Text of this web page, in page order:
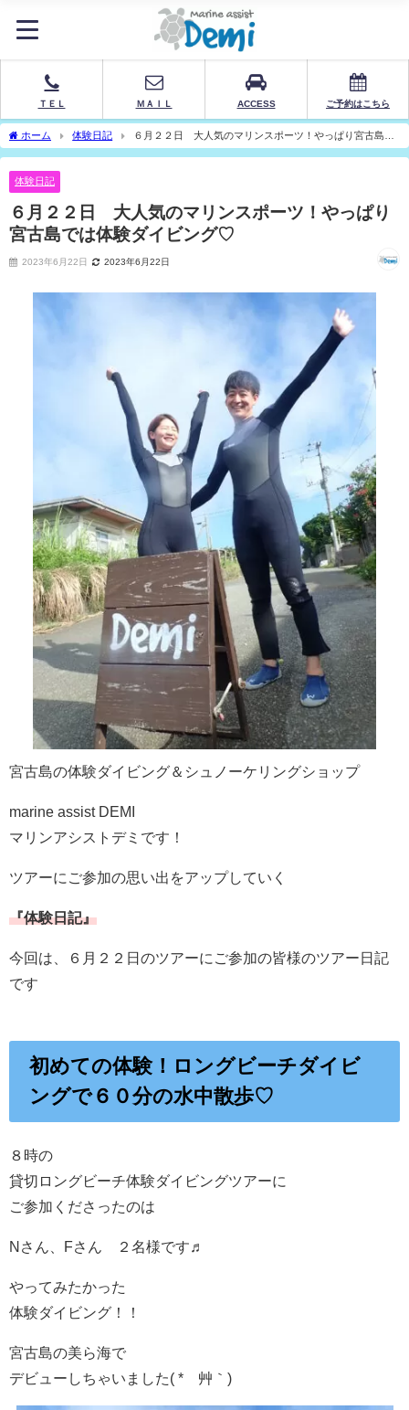
ＴＥＬ ＭＡＩＬ ACCESS ご予約はこちら
ホーム 体験日記
６月２２日 大人気のマリンスポーツ！やっぱり宮古島で
は体験ダイビング♡
体験日記
６月２２日 大人気のマリンスポーツ！やっぱり
宮古島では体験ダイビング♡
2023年6月22日 2023年6月22日
宮古島の体験ダイビング＆シュノーケリングショップ
marine assist DEMI
マリンアシストデミです！
ツアーにご参加の思い出をアップしていく
『体験日記』
今回は、６月２２日のツアーにご参加の皆様のツアー日記
です
初めての体験！ロングビーチダイビ
ングで６０分の水中散歩♡
８時の
貸切ロングビーチ体験ダイビングツアーに
ご参加くださったのは
Nさん、Fさん ２名様です♬
やってみたかった
体験ダイビング！！
宮古島の美ら海で
デビューしちゃいました( *´艸｀)